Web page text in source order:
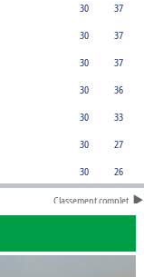
30
37
30
37
30
37
30
36
30
33
30
27
30 26
Classement complet